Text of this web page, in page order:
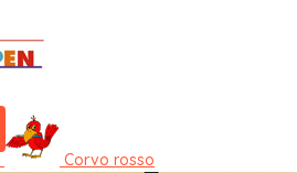
Corvo rosso